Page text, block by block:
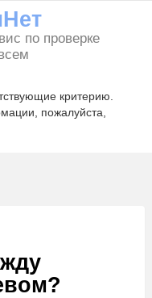
по проверке
критерию.
пожалуйста,